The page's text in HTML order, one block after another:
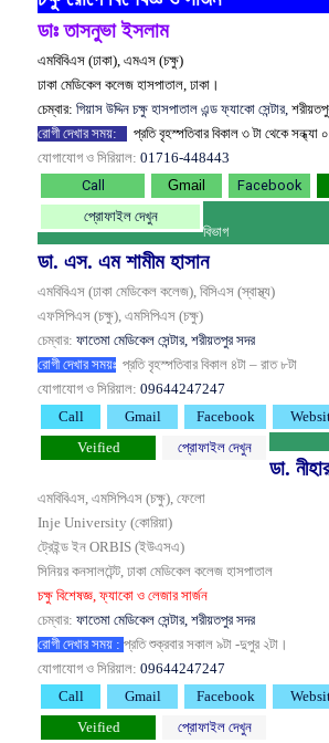
ডাঃ তাসনুভা ইসলাম
এমবিবিএস (ঢাকা), এমএস (চক্ষু)
ঢাকা মেডিকেল কলেজ হাসপাতাল, ঢাকা।
চেম্বার: গিয়াস উদ্দিন চক্ষু হাসপাতাল এন্ড ফ্যাকো সেন্টার,
রোগী দেখার সময়:
প্রতি বৃহস্পতিবার বিকাল ৩টা থেকে সন্ধ্যা
যোগাযোগ ও সিরিয়াল: 01716-448443
Call Gmail Facebook
প্রোফাইল দেখুন
বিভাগ
ডা. এস. এম শামীম হাসান
এমবিবিএস (ঢাকা মেডিকেল কলেজ), বিসিএস (স্বাস্থ্য)
এফসিপিএস (চক্ষু), এমসিপিএস (চক্ষু)
চেম্বার: ফাতেমা মেডিকেল সেন্টার, শরীয়তপুর সদর
রোগী দেখার সময়ঃ প্রতি বৃহস্পতিবার বিকাল ৪টা – রাত ৮টা
যোগাযোগ ও সিরিয়াল: 09644247247
Call
Gmail Facebook
Veified
প্রোফাইল দেখুন
ডা.
এমবিবিএস, এমসিপিএস (চক্ষু), ফেলো
Inje University (কোরিয়া)
ট্রেইন্ড ইন ORBIS (ইউএসএ)
সিনিয়র কনসালটেন্ট, ঢাকা মেডিকেল কলেজ হাসপাতাল
চক্ষু বিশেষজ্ঞ, ফ্যাকো ও লেজার সার্জন
চেম্বার: ফাতেমা মেডিকেল সেন্টার, শরীয়তপুর সদর
রোগী দেখার সময় : প্রতি শুক্রবার সকাল ৯টা -দুপুর ২টা।
যোগাযোগ ও সিরিয়াল: 09644247247
Call
Gmail Facebook
Veified
প্রোফাইল দেখুন